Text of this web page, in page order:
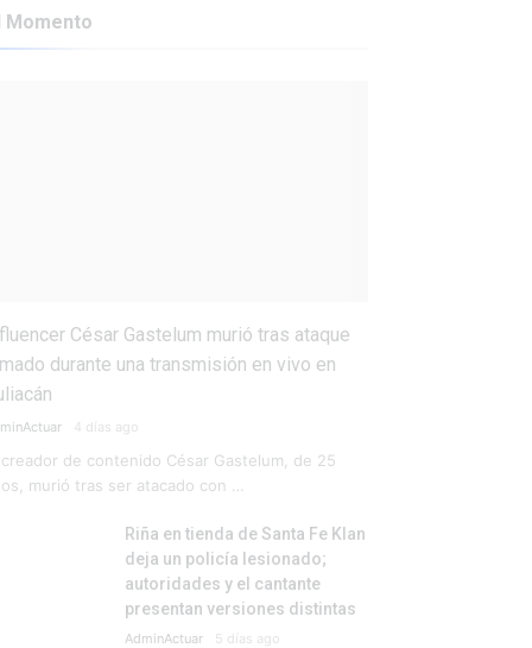
Momento
César Gastelum murió tras ataque
durante una transmisión en vivo en
4 días ago
creador de contenido César Gastelum, de 25
murió tras ser atacado con …
Riña en tienda de Santa Fe Klan
deja un policía lesionado;
autoridades y el cantante
presentan versiones distintas
AdminActuar 5 días ago